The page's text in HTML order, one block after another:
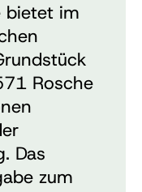
bietet im
Rosche
Das
zum